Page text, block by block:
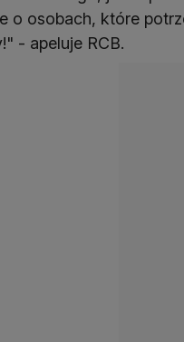
o osobach, które
- apeluje RCB.